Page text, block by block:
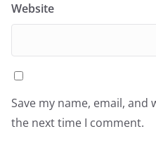
Website
Save my name, email,
the next time I comment.